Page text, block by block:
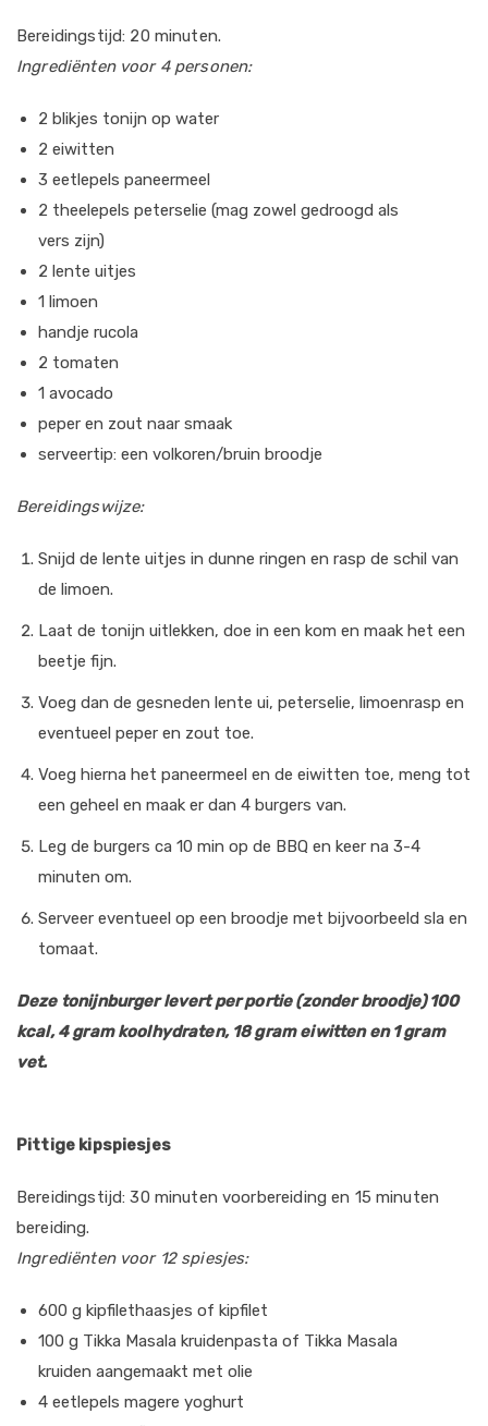
Bereidingstijd: 20 minuten.
Ingrediënten voor 4 personen:
2 blikjes tonijn op water
2 eiwitten
3 eetlepels paneermeel
2 theelepels peterselie (mag zowel gedroogd als
vers zijn)
2 lente uitjes
1 limoen
handje rucola
2 tomaten
1 avocado
peper en zout naar smaak
serveertip: een volkoren/bruin broodje
Bereidingswijze:
Snijd de lente uitjes in dunne ringen en rasp de schil van
de limoen.
Laat de tonijn uitlekken, doe in een kom en maak het een
beetje fijn.
Voeg dan de gesneden lente ui, peterselie, limoenrasp en
eventueel peper en zout toe.
Voeg hierna het paneermeel en de eiwitten toe, meng tot
een geheel en maak er dan 4 burgers van.
Leg de burgers ca 10 min op de BBQ en keer na 3-4
minuten om.
Serveer eventueel op een broodje met bijvoorbeeld sla en
tomaat.
Deze tonijnburger levert per portie (zonder broodje)100
kcal, 4 gram koolhydraten, 18 gram eiwitten en 1 gram
vet.
Pittige kipspiesjes
Bereidingstijd: 30 minuten voorbereiding en 15 minuten
bereiding.
Ingrediënten voor 12 spiesjes:
600 g kipfilethaasjes of kipfilet
100 g Tikka Masala kruidenpasta of Tikka Masala
kruiden aangemaakt met olie
4 eetlepels magere yoghurt